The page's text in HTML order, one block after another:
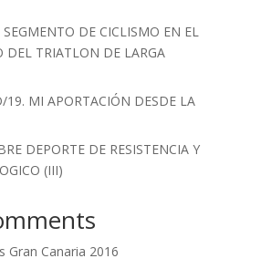
DE CICLISMO EN EL
DEL TRIATLON DE LARGA
19. MI APORTACIÓN DESDE LA
DEPORTE DE RESISTENCIA Y
(III)
Gran Canaria 2016